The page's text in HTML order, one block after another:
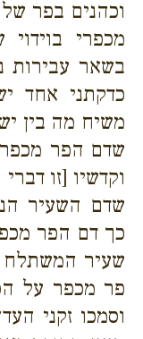
וכהנים בפר
מכפרי
בשאר עבירות
כדקתני אחד
משיח מה בין
שדם הפר
וקדשיו [זו
שדם השעיר
כך דם הפר
שעיר המשתלח
פר מכפר על
וסמכו זקני